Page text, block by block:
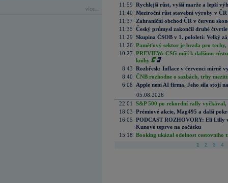
více...
11:59 Rychlejší růst, vyšší marže a lepší
11:40 Meziroční růst stavební výroby v
11:37
Zahraniční obchod ČR v červnu
11:35 Český průmysl zakončil druhé
11:29 Skupina ČSOB v 1. pololetí: Velký
11:26 Paměťový sektor je brzda pro techy,
10:27 PREVIEW: CSG míří k dalšímu
knihy
8:43 Rozbřesk: Inflace v červenci mírně
8:40 ČNB rozhodne o sazbách, trhy
6:08
Apple není AI firma. Jeho síla stojí
05.08.2026
22:01
S&P 500 po rekordní rally vyčkával,
18:03 Prémiové akcie, Mag495 a další
16:05 PODCAST ROZHOVORY: Eli Lilly
Kunové teprve na začátku
15:18 Booking ukázal odolnost cestovního
1 2 3 4